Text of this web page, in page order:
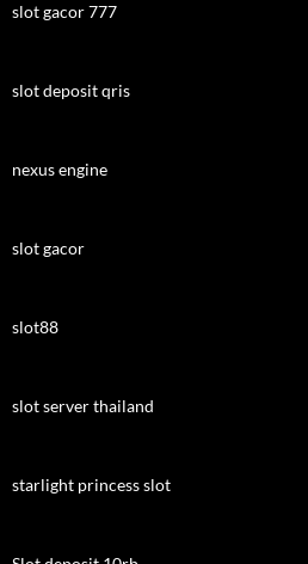
slot gacor 777
slot deposit qris
nexus engine
slot gacor
slot88
slot server thailand
starlight princess slot